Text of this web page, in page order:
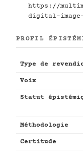
https://
digital-
PROFIL
Type de
Voix
Statut
Méthodologie
Certitude